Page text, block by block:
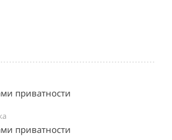
приватности
приватности